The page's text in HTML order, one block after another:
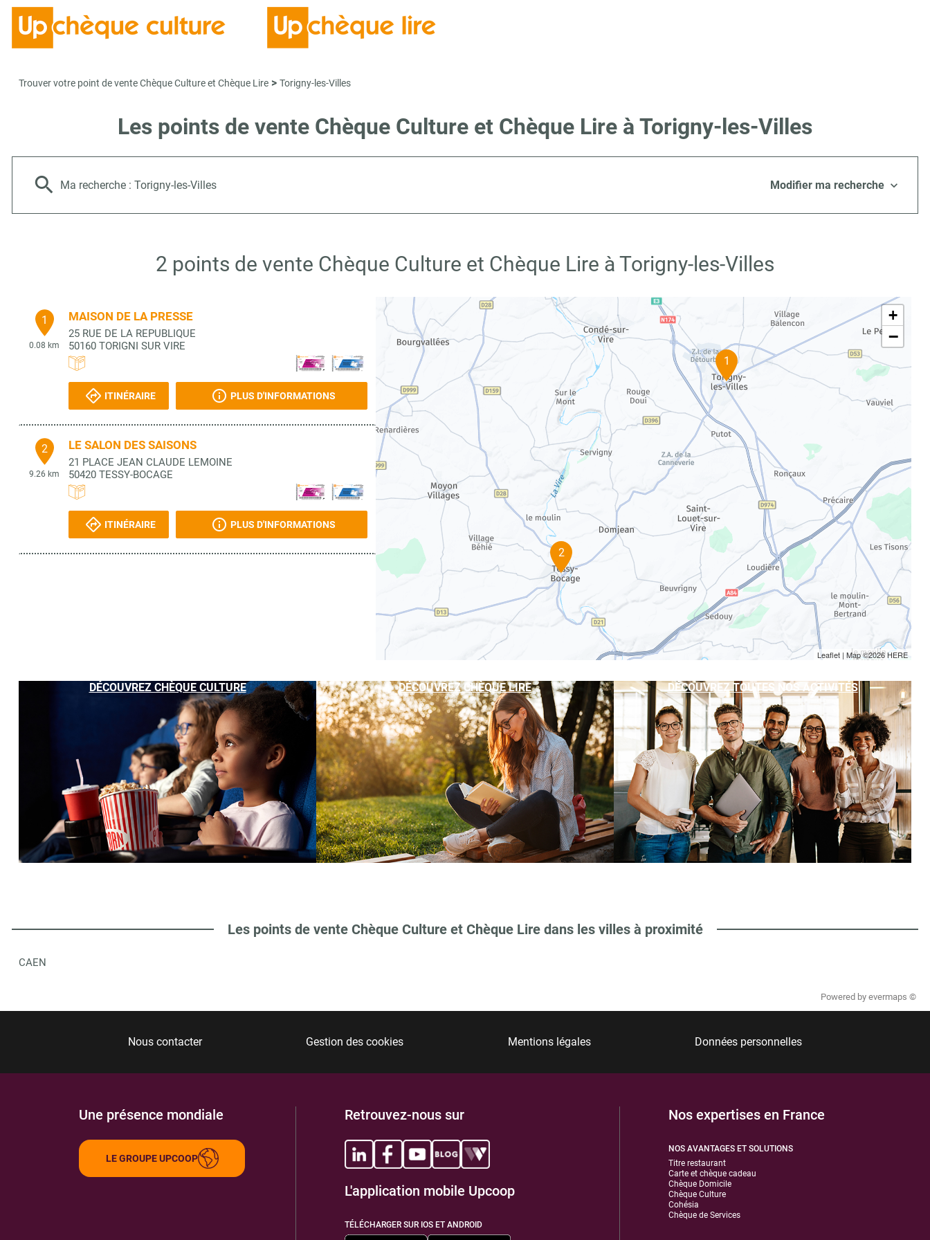
Trouver votre point de vente Chèque Culture et Chèque Lire > Torigny-les-Villes
Les points de vente Chèque Culture et Chèque Lire à Torigny-les-Villes
Ma recherche : Torigny-les-Villes Modifier ma recherche
2 points de vente Chèque Culture et Chèque Lire à Torigny-les-Villes
1
0.08 km
MAISON DE LA PRESSE
25 RUE DE LA REPUBLIQUE
50160 TORIGNI SUR VIRE
ITINÉRAIRE PLUS D'INFORMATIONS
2
9.26 km
LE SALON DES SAISONS
21 PLACE JEAN CLAUDE LEMOINE
50420 TESSY-BOCAGE
ITINÉRAIRE PLUS D'INFORMATIONS
2
1
+
−
Leaflet | Map ©2026HERE
DÉCOUVREZ CHÈQUE CULTURE DÉCOUVREZ CHÈQUE LIRE DÉCOUVREZ TOUTES NOS ACTIVITÉS
Les points de vente Chèque Culture et Chèque Lire dans les villes à proximité
CAEN
Powered by evermaps ©
Nous contacter Gestion des cookies Mentions légales Données personnelles
Une présence mondiale
LE GROUPE UPCOOP
Retrouvez-nous sur
L'application mobile Upcoop
TÉLÉCHARGER SUR IOS ET ANDROID
Nos expertises en France
NOS AVANTAGES ET SOLUTIONS
Titre restaurant
Carte et chèque cadeau
Chèque Domicile
Chèque Culture
Cohésia
Chèque de Services